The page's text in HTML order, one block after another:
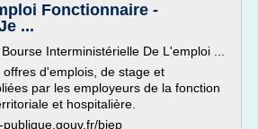
Fonctionnaire -
...
Interministérielle De L'emploi ...
d'emplois, de stage et
par les employeurs de la fonction
et hospitalière.
biep